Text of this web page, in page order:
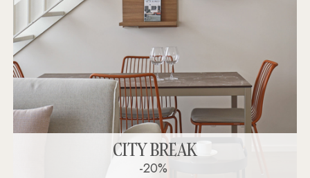
CITY BREAK
-20%